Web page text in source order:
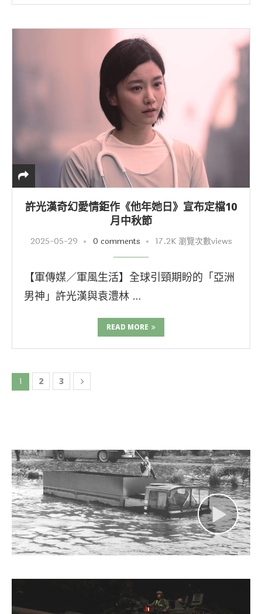
許光漢奇幻愛情鉅作《他年她日》宣布定檔10
月中秋節
2025-05-29 0 comments 17.2K 瀏覽次數views
【軍傳媒／軍風生活】全球引頸期盼的「亞洲
男神」許光漢與袁澧林 …
READ MORE
1 2 3